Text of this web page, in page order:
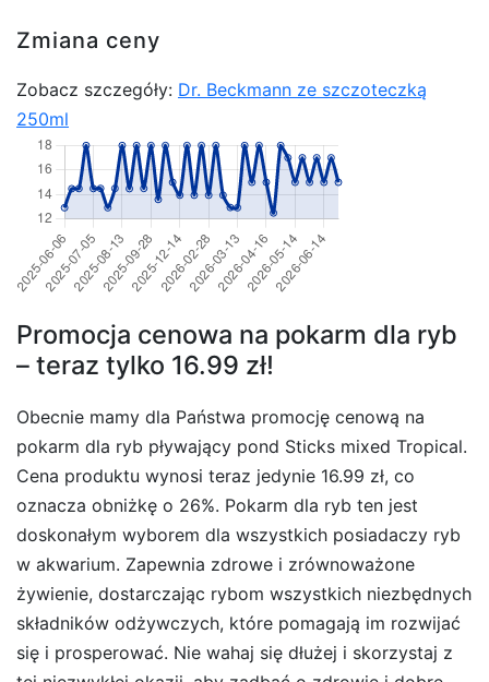
Zmiana ceny
Zobacz szczegóły: Dr. Beckmann ze szczoteczką
250ml
Promocja cenowa na pokarm dla ryb
– teraz tylko 16.99 zł!
Obecnie mamy dla Państwa promocję cenową na
pokarm dla ryb pływający pond Sticks mixed Tropical.
Cena produktu wynosi teraz jedynie 16.99 zł, co
oznacza obniżkę o 26%. Pokarm dla ryb ten jest
doskonałym wyborem dla wszystkich posiadaczy ryb
w akwarium. Zapewnia zdrowe i zrównoważone
żywienie, dostarczając rybom wszystkich niezbędnych
składników odżywczych, które pomagają im rozwijać
się i prosperować. Nie wahaj się dłużej i skorzystaj z